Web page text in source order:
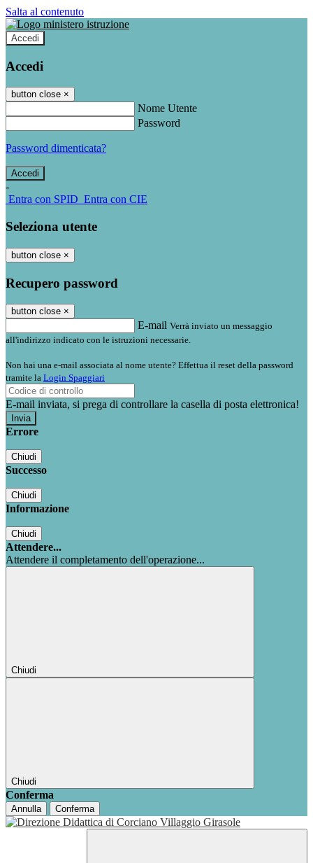
Salta al contenuto
Accedi
Accedi
button close ×
Nome Utente
Password
Password dimenticata?
-
Entra con SPID Entra con CIE
Seleziona utente
button close ×
Recupero password
button close ×
E-mail Verrà inviato un messaggio
all'indirizzo indicato con le istruzioni necessarie.
Non hai una e-mail associata al nome utente? Effettua il reset della password
tramite la Login Spaggiari
E-mail inviata, si prega di controllare la casella di posta elettronica!
Errore
Chiudi
Successo
Chiudi
Informazione
Chiudi
Attendere...
Attendere il completamento dell'operazione...
Chiudi
Chiudi
Conferma
Annulla Conferma